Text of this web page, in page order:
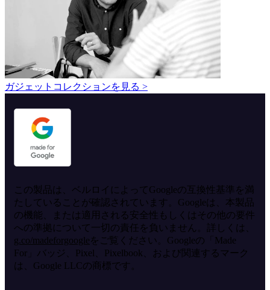
ガジェットコレクションを見る >
この製品は、ベルロイによってGoogleの互換性基準を満
たしていることが確認されています。Googleは、本製品
の機能、または適用される安全性もしくはその他の要件
への準拠について一切の責任を負いません。詳しくは、
g.co/madeforgoogleをご覧ください。Googleの「Made
For」バッジ、Pixel、Pixelbook、および関連するマーク
は、Google LLCの商標です。